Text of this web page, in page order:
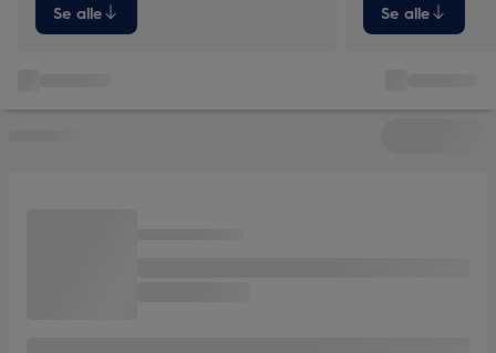
Se alle Se alle